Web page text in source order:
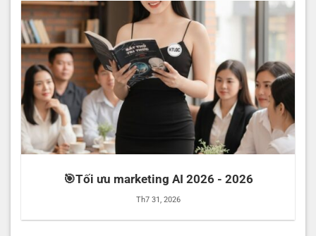
🎯Tối ưu marketing AI 2026 - 2026
Th7 31, 2026